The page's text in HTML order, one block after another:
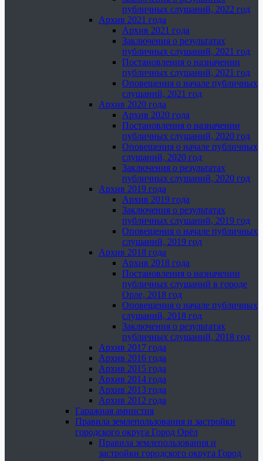
публичных слушаний, 2022 год
Архив 2021 года
Архив 2021 года
Заключения о результатах
публичных слушаний, 2021 год
Постановления о назначении
публичных слушаний, 2021 год
Оповещения о начале публичных
слушаний, 2021 год
Архив 2020 года
Архив 2020 года
Постановления о назначении
публичных слушаний, 2020 год
Оповещения о начале публичных
слушаний, 2020 год
Заключения о результатах
публичных слушаний, 2020 год
Архив 2019 года
Архив 2019 года
Заключения о результатах
публичных слушаний, 2019 год
Оповещения о начале публичных
слушаний, 2019 год
Архив 2018 года
Архив 2018 года
Постановления о назначении
публичных слушаний в городе
Орле, 2018 год
Оповещения о начале публичных
слушаний, 2018 год
Заключения о результатах
публичных слушаний, 2018 год
Архив 2017 года
Архив 2016 года
Архив 2015 года
Архив 2014 года
Архив 2013 года
Архив 2012 года
Гаражная амнистия
Правила землепользования и застройки
городского округа Город Орёл
Правила землепользования и
застройки городского округа Город